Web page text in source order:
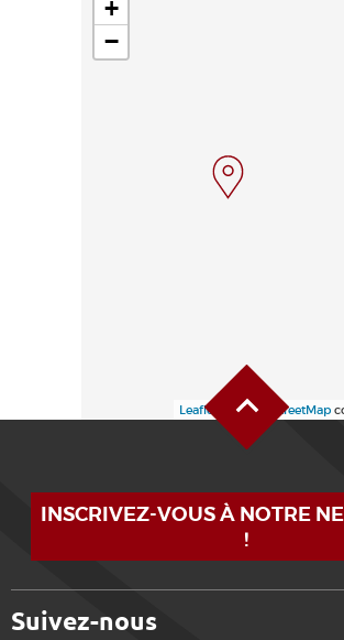
+
−
Leaflet | ©OpenStreetMap
INSCRIVEZ-VOUS À NOTRE
!
Suivez-nous